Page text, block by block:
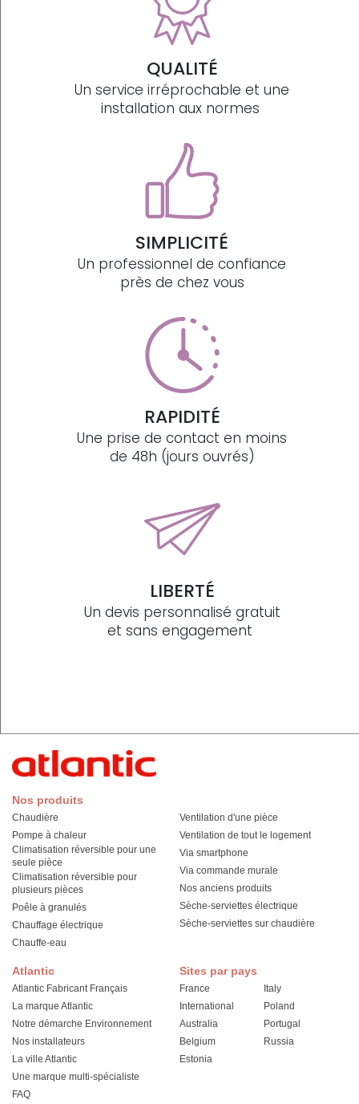
QUALITÉ
Un service irréprochable et une
installation aux normes
SIMPLICITÉ
Un professionnel de confiance
près de chez vous
RAPIDITÉ
Une prise de contact en moins
de 48h (jours ouvrés)
LIBERTÉ
Un devis personnalisé gratuit
et sans engagement
Atlantic
Atlantic Fabricant Français
La marque Atlantic
Notre démarche Environnement
Nos installateurs
La ville Atlantic
Une marque multi-spécialiste
FAQ
Nos produits
Chaudière
Pompe à chaleur
Climatisation réversible pour une
seule pièce
Climatisation réversible pour
plusieurs pièces
Poêle à granulés
Chauffage électrique
Chauffe-eau
Ventilation d'une pièce
Ventilation de tout le logement
Via smartphone
Via commande murale
Nos anciens produits
Sèche-serviettes électrique
Sèche-serviettes sur chaudière
Sites par pays
France
International
Australia
Belgium
Estonia
Italy
Poland
Portugal
Russia